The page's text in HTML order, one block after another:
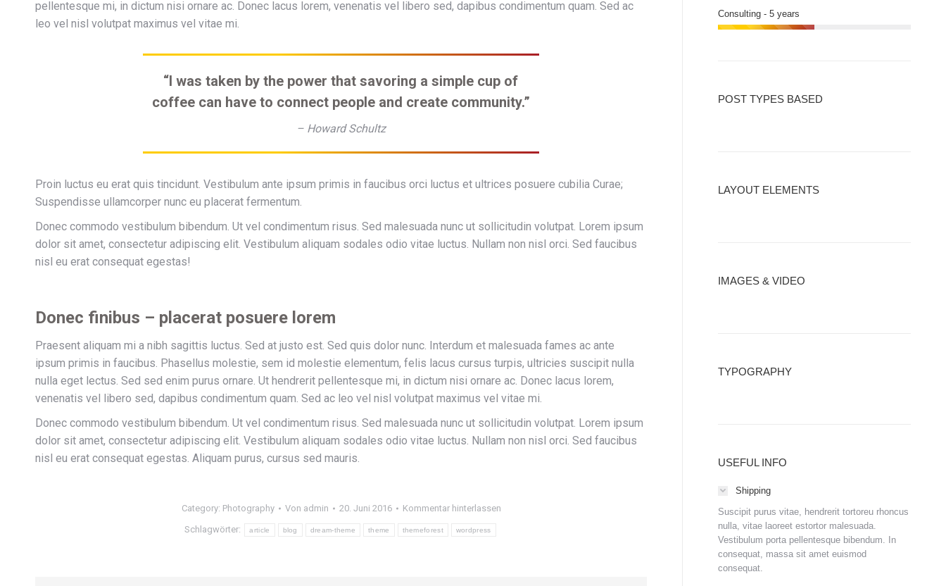
pellentesque mi, in dictum nisi ornare ac. Donec lacus lorem, venenatis vel libero sed, dapibus condimentum quam. Sed ac
leo vel nisl volutpat maximus vel vitae mi.
“I was taken by the power that savoring a simple cup of
coffee can have to connect people and create community.”
– Howard Schultz
Proin luctus eu erat quis tincidunt. Vestibulum ante ipsum primis in faucibus orci luctus et ultrices posuere cubilia Curae;
Suspendisse ullamcorper nunc eu placerat fermentum.
Donec commodo vestibulum bibendum. Ut vel condimentum risus. Sed malesuada nunc ut sollicitudin volutpat. Lorem ipsum
dolor sit amet, consectetur adipiscing elit. Vestibulum aliquam sodales odio vitae luctus. Nullam non nisl orci. Sed faucibus
nisl eu erat consequat egestas!
Donec finibus – placerat posuere lorem
Praesent aliquam mi a nibh sagittis luctus. Sed at justo est. Sed quis dolor nunc. Interdum et malesuada fames ac ante
ipsum primis in faucibus. Phasellus molestie, sem id molestie elementum, felis lacus cursus turpis, ultricies suscipit nulla
nulla eget lectus. Sed sed enim purus ornare. Ut hendrerit pellentesque mi, in dictum nisi ornare ac. Donec lacus lorem,
venenatis vel libero sed, dapibus condimentum quam. Sed ac leo vel nisl volutpat maximus vel vitae mi.
Donec commodo vestibulum bibendum. Ut vel condimentum risus. Sed malesuada nunc ut sollicitudin volutpat. Lorem ipsum
dolor sit amet, consectetur adipiscing elit. Vestibulum aliquam sodales odio vitae luctus. Nullam non nisl orci. Sed faucibus
nisl eu erat consequat egestas. Aliquam purus, cursus sed mauris.
Category: Photography Von admin 20. Juni 2016 Kommentar hinterlassen
Schlagwörter: article blog dream-theme theme themeforest wordpress
Consulting - 5 years
POST TYPES BASED
LAYOUT ELEMENTS
IMAGES & VIDEO
TYPOGRAPHY
USEFUL INFO
Shipping
Suscipit purus vitae, hendrerit tortoreu rhoncus
nulla, vitae laoreet estortor malesuada.
Vestibulum porta pellentesque bibendum. In
consequat, massa sit amet euismod
consequat.